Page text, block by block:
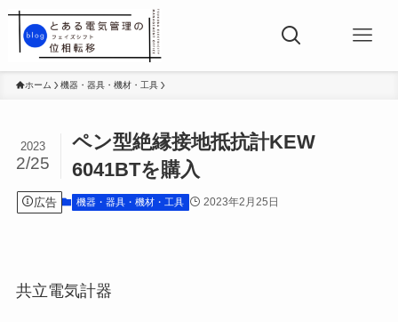
ホーム 機器・器具・機材・工具
ペン型絶縁接地抵抗計KEW
6041BTを購入
2023
2/25
広告 機器・器具・機材・工具 2023年2月25日
共立電気計器